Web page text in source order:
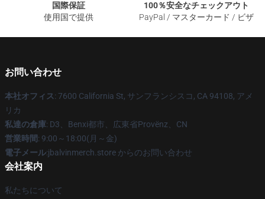
国際保証
使用国で提供
100％安全なチェックアウト
PayPal / マスターカード / ビザ
お問い合わせ
本社オフィス: 7600 California St, サンフランシスコ, CA 94108, アメ
リカ
私達の倉庫: D3、Benxi都市、広東省Provënz、CN
営業時間: 9:00～18:00(月～金)
電子メール:jbalvinmerch.store からのお問い合わせ
会社案内
私たちについて